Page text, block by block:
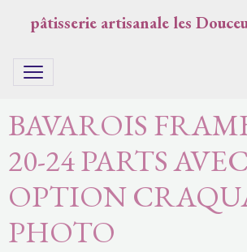
pâtisserie artisanale les
BAVAROIS
20-24 PARTS AVEC
OPTION
PHOTO